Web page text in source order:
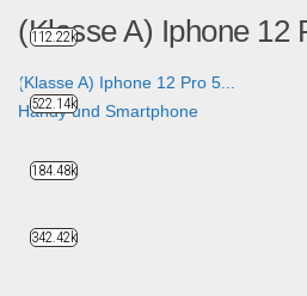
(Klasse A) Iphone 12
(Klasse A) Iphone 12 Pro 5...
Handy und Smartphone
112.22k
522.14k
184.48k
342.42k